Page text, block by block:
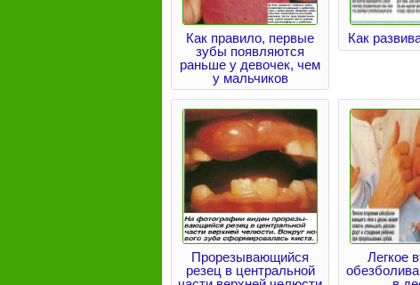
Как правило, первые
зубы появляются
раньше у девочек, чем
у мальчиков
Как
Прорезывающийся
резец в центральной
Легкое